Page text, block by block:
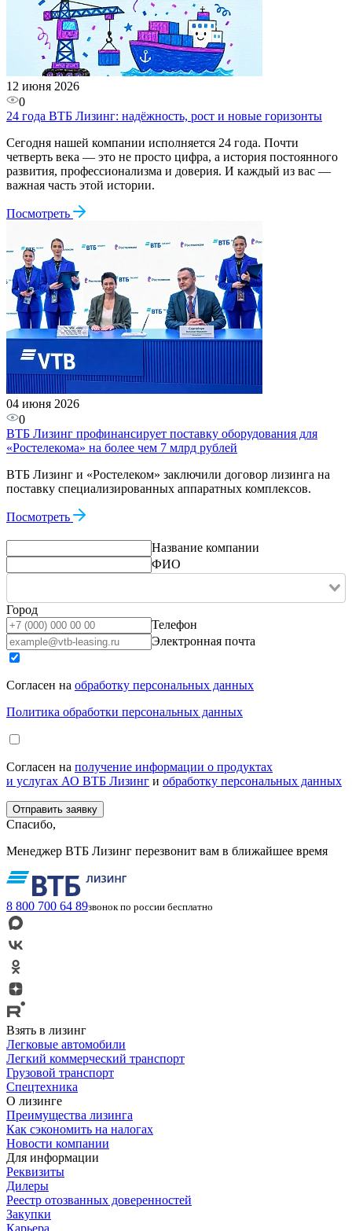
12 июня 2026
0
24 года ВТБ Лизинг: надёжность, рост и новые горизонты
Сегодня нашей компании исполняется 24 года. Почти
четверть века — это не просто цифра, а история постоянного
развития, профессионализма и доверия. И каждый из вас —
важная часть этой истории.
Посмотреть
04 июня 2026
0
ВТБ Лизинг профинансирует поставку оборудования для
«Ростелекома» на более чем 7 млрд рублей
ВТБ Лизинг и «Ростелеком» заключили договор лизинга на
поставку специализированных аппаратных комплексов.
Посмотреть
Название компании
ФИО
Город
Телефон
Электронная почта
Согласен на обработку персональных данных
Политика обработки персональных данных
Согласен на получение информации о продуктах
и услугах АО ВТБ Лизинг и обработку персональных данных
Спасибо,
Менеджер ВТБ Лизинг перезвонит вам в ближайшее время
8 800 700 64 89звонок по россии бесплатно
Взять в лизинг
Легковые автомобили
Легкий коммерческий транспорт
Грузовой транспорт
Спецтехника
О лизинге
Преимущества лизинга
Как сэкономить на налогах
Новости компании
Для информации
Реквизиты
Дилеры
Реестр отозванных доверенностей
Закупки
Карьера